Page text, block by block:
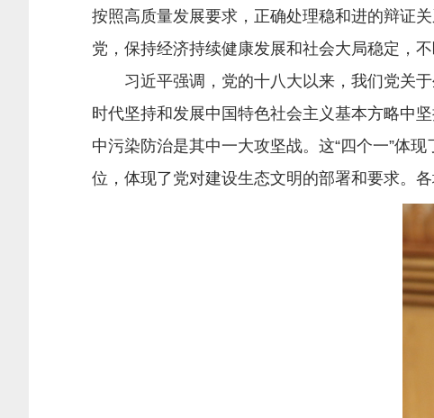
按照高质量发展要求，正确处理稳和进的辩证
党，保持经济持续健康发展和社会大局稳定，
习近平强调，党的十八大以来，我们党关于
时代坚持和发展中国特色社会主义基本方略中
中污染防治是其中一大攻坚战。这“四个一”体
位，体现了党对建设生态文明的部署和要求。